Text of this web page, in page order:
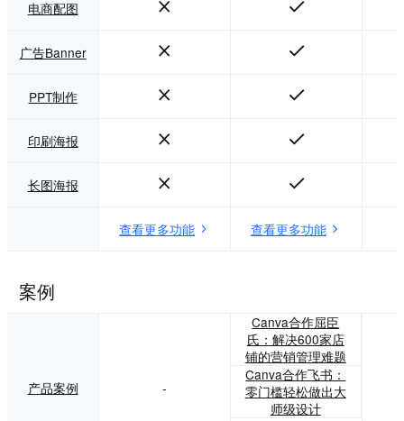
电商配图
广告Banner
PPT制作
印刷海报
长图海报
查看更多功能 查看更多功能
案例
产品案例 -
Canva合作屈臣
氏：解决600家店
铺的营销管理难题
Canva合作飞书：
零门槛轻松做出大
师级设计